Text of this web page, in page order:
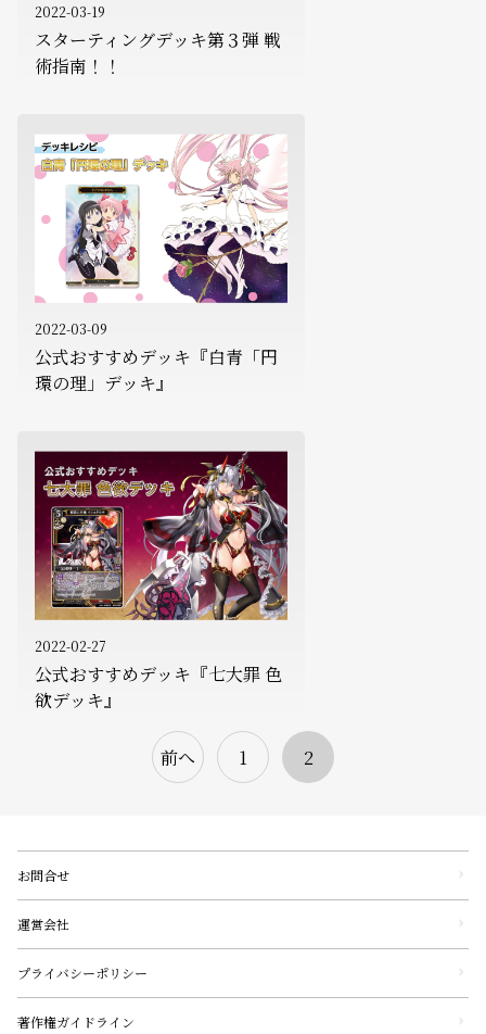
2022-03-19
スターティングデッキ第３弾 戦
術指南！！
2022-03-09
公式おすすめデッキ『白青「円
環の理」デッキ』
2022-02-27
公式おすすめデッキ『七大罪 色
欲デッキ』
前へ 1 2
お問合せ
運営会社
プライバシーポリシー
著作権ガイドライン